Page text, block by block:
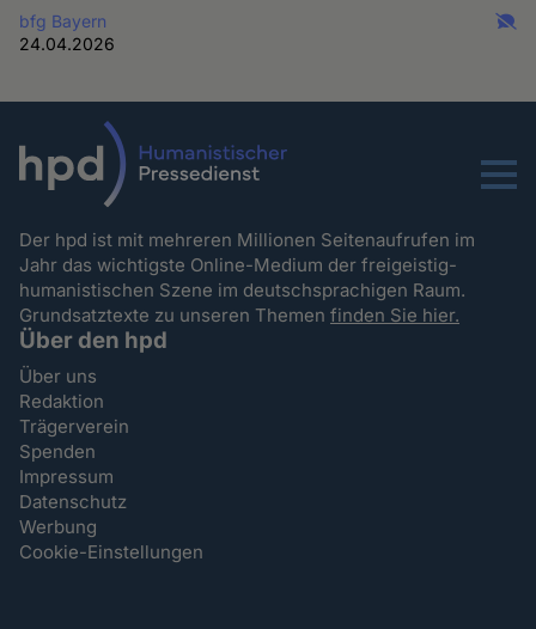
bfg Bayern
24.04.2026
Menu
Der hpd ist mit mehreren Millionen Seitenaufrufen im
Jahr das wichtigste Online-Medium der freigeistig-
humanistischen Szene im deutschsprachigen Raum.
Grundsatztexte zu unseren Themenfinden Sie hier.
Über den hpd
Über uns
Redaktion
Trägerverein
Spenden
Impressum
Datenschutz
Werbung
Cookie-Einstellungen